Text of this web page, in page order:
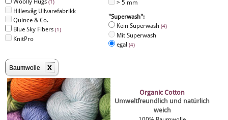
Woolly Hugs (1)
Hillesvåg Ullvarefabrikk
Quince & Co.
Blue Sky Fibers (1)
KnitPro
> 5 mm
"Superwash":
Kein Superwash (4)
Mit Superwash
egal (4)
Baumwolle x
Organic Cotton
Umweltfreundlich und natürlich
weich